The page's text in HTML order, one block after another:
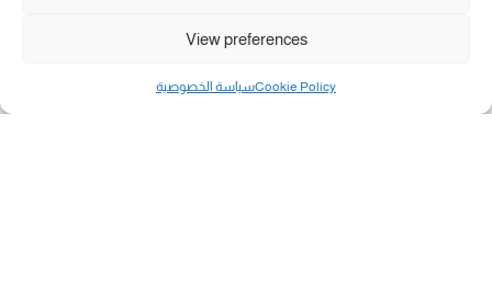
View preferences
Cookie Policyسياسة الخصوصية مال و أعمال